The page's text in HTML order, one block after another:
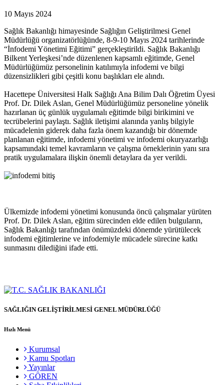
10 Mayıs 2024
Sağlık Bakanlığı himayesinde Sağlığın Geliştirilmesi Genel
Müdürlüğü organizatörlüğünde, 8-9-10 Mayıs 2024 tarihlerinde
“İnfodemi Yönetimi Eğitimi” gerçekleştirildi. Sağlık Bakanlığı
Bilkent Yerleşkesi’nde düzenlenen kapsamlı eğitimde, Genel
Müdürlüğümüz personelinin katılımıyla infodemi ve bilgi
düzensizlikleri gibi çeşitli konu başlıkları ele alındı.
Hacettepe Üniversitesi Halk Sağlığı Ana Bilim Dalı Öğretim Üyesi
Prof. Dr. Dilek Aslan, Genel Müdürlüğümüz personeline yönelik
hazırlanan üç günlük uygulamalı eğitimde bilgi birikimini ve
tecrübelerini paylaştı. Sağlık iletişimi alanında yanlış bilgiyle
mücadelenin giderek daha fazla önem kazandığı bir dönemde
planlanan eğitimde, infodemi yönetimi ve infodemi okuryazarlığı
kapsamındaki temel kavramların ve çalışma örneklerinin yanı sıra
pratik uygulamalara ilişkin önemli detaylara da yer verildi.
Ülkemizde infodemi yönetimi konusunda öncü çalışmalar yürüten
Prof. Dr. Dilek Aslan, eğitim sürecinden elde edilen bulguların,
Sağlık Bakanlığı tarafından önümüzdeki dönemde yürütülecek
infodemi eğitimlerine ve infodemiyle mücadele sürecine katkı
sunmasını dilediğini ifade etti.
SAĞLIĞIN GELİŞTİRİLMESİ GENEL MÜDÜRLÜĞÜ
Hızlı Menü
Kurumsal
Kamu Spotları
Yayınlar
GÖREN